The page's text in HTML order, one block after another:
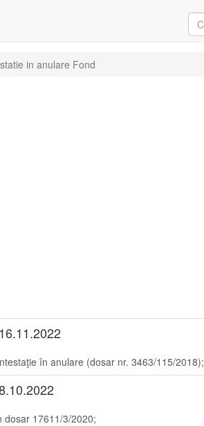
in anulare Fond
în anulare (dosar nr. 3463/115/2018);
dosar 17611/3/2020;